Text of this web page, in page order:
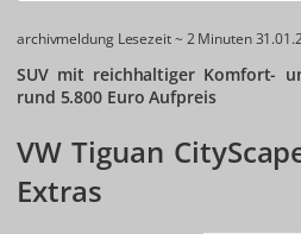
archivmeldung Lesezeit ~ 2 Minuten
SUV mit reichhaltiger Komfort-
rund 5.800 Euro Aufpreis
VW Tiguan
Extras